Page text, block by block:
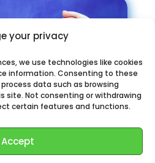
your privacy
we use technologies like cookies
information. Consenting to these
data such as browsing
site. Not consenting or withdrawing
certain features and functions.
Accept